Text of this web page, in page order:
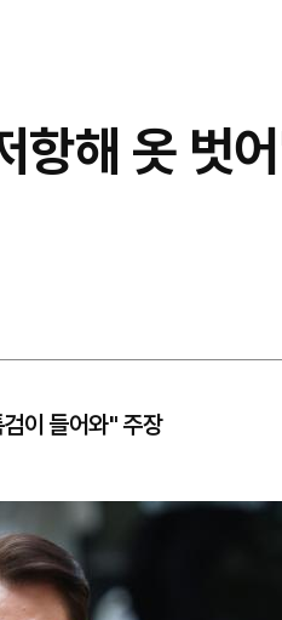
해 옷 벗
이 들어와" 주장